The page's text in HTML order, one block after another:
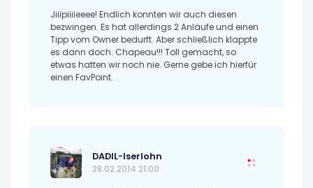
Jiiipiiiieeee! Endlich konnten wir auch diesen
bezwingen. Es hat allerdings 2 Anläufe und einen
Tipp vom Owner bedurft. Aber schließlich klappte
es dann doch. Chapeau!!! Toll gemacht, so
etwas hatten wir noch nie. Gerne gebe ich hierfür
einen FavPoint.
DADIL-Iserlohn
28.02.2014 21:00